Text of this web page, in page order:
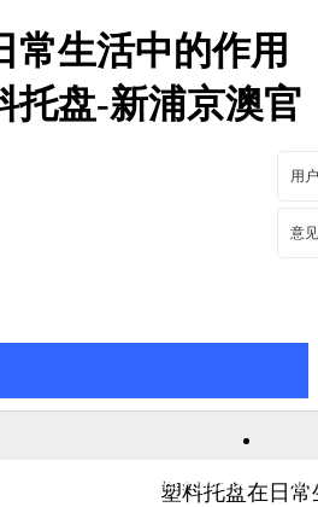
常生活中的作用
托盘-新浦京澳官
用
意
关于新浦京澳官网游戏 新
塑料托盘在日